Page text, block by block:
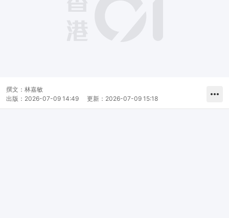
撰文： 林嘉敏
出版： 2026-07-09 14:49 更新： 2026-07-09 15:18